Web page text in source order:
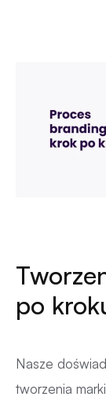
po
Nasze
tworzenia